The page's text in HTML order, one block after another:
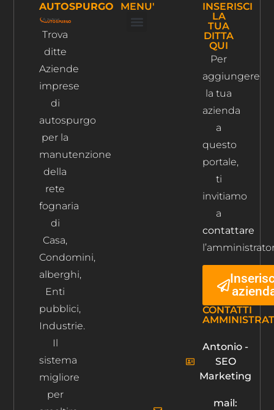
AUTOSPURGO
Trova
ditte
Aziende
imprese
di
autospurgo
per la
manutenzione
della
rete
fognaria
di
Casa,
Condomini,
alberghi,
Enti
pubblici,
Industrie.
Il
sistema
migliore
per
MENU'
INSERISCI
LA
TUA
DITTA
QUI
Per
aggiungere
la tua
azienda
a
questo
portale,
ti
invitiamo
a
contattare
CONTATTI
Antonio -
SEO
Marketing
mail: